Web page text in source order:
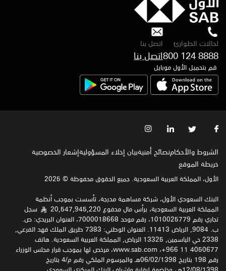
لحالات الطوارئ
800 124 8888
اتصل بنا
قم بتحميل الأول موبايل
الشروط والأحكامنصائح أمنيةبيان إخلاء المسؤوليةإشعار الخصوصية‍
خريطة الموقع
الأول، المملكة العربية السعودية. جميع الحقوق محفوظة © 2025
البنك السعودي الأول، شركة مساهمة مدرجة، تأسست بموجب أنظمة
المملكة العربية السعودية، برأس مال مدفوع 20,547,945,220
§
سجل
تجاري رقم 1010025779، رقم موحد 7000018668، العنوان البريدي: ص.
ب. 9084, الرياض 11413. العنوان الوطني: 7383 طريق الملك فهد الفرعي,
2338 حي الياسمين, 13325 الرياض, المملكة العربية السعودية. هاتف
4050677 11 966+، www.sab.com، مرخص لها بموجب قرار مجلس الوزراء
رقم 198 بتاريخ 06/02/1398هـ والمرسوم الملكي رقم م/4 بتاريخ